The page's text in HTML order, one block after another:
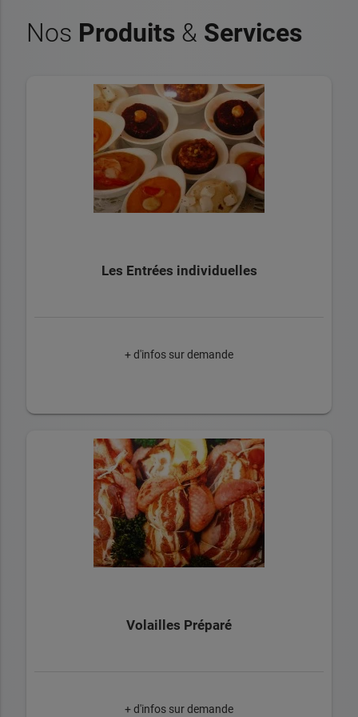
Nos Produits& Services
Les Entrées individuelles
+ d'infos sur demande
Volailles Préparé
+ d'infos sur demande